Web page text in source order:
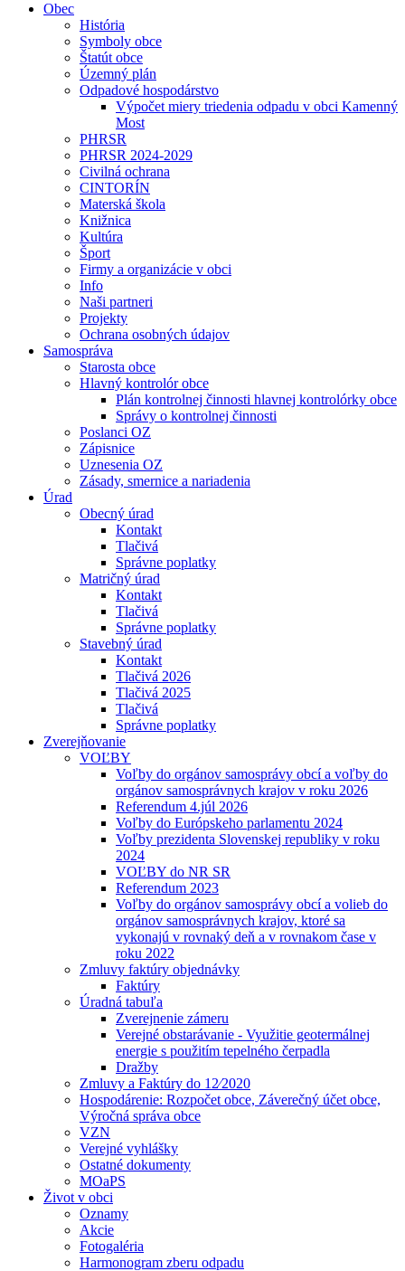
Obec
História
Symboly obce
Štatút obce
Územný plán
Odpadové hospodárstvo
Výpočet miery triedenia odpadu v obci Kamenný
Most
PHRSR
PHRSR 2024-2029
Civilná ochrana
CINTORÍN
Materská škola
Knižnica
Kultúra
Šport
Firmy a organizácie v obci
Info
Naši partneri
Projekty
Ochrana osobných údajov
Samospráva
Starosta obce
Hlavný kontrolór obce
Plán kontrolnej činnosti hlavnej kontrolórky obce
Správy o kontrolnej činnosti
Poslanci OZ
Zápisnice
Uznesenia OZ
Zásady, smernice a nariadenia
Úrad
Obecný úrad
Kontakt
Tlačivá
Správne poplatky
Matričný úrad
Kontakt
Tlačivá
Správne poplatky
Stavebný úrad
Kontakt
Tlačivá 2026
Tlačivá 2025
Tlačivá
Správne poplatky
Zverejňovanie
VOĽBY
Voľby do orgánov samosprávy obcí a voľby do
orgánov samosprávnych krajov v roku 2026
Referendum 4.júl 2026
Voľby do Európskeho parlamentu 2024
Voľby prezidenta Slovenskej republiky v roku
2024
VOĽBY do NR SR
Referendum 2023
Voľby do orgánov samosprávy obcí a volieb do
orgánov samosprávnych krajov, ktoré sa
vykonajú v rovnaký deň a v rovnakom čase v
roku 2022
Zmluvy faktúry objednávky
Faktúry
Úradná tabuľa
Zverejnenie zámeru
Verejné obstarávanie - Využitie geotermálnej
energie s použitím tepelného čerpadla
Dražby
Zmluvy a Faktúry do 12⁄2020
Hospodárenie: Rozpočet obce, Záverečný účet obce,
Výročná správa obce
VZN
Verejné vyhlášky
Ostatné dokumenty
MOaPS
Život v obci
Oznamy
Akcie
Fotogaléria
Harmonogram zberu odpadu